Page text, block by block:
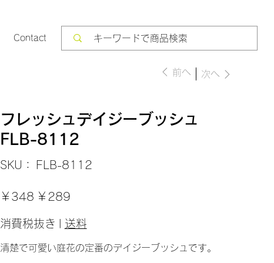
Contact
前へ 次へ
フレッシュデイジーブッシュ
FLB-8112
SKU：
FLB-
8112
FLB-8112
の
￥348
ー
格
￥289
消費税抜き 送料
清楚で可愛い庭花の定番のデイジーブッシュです。